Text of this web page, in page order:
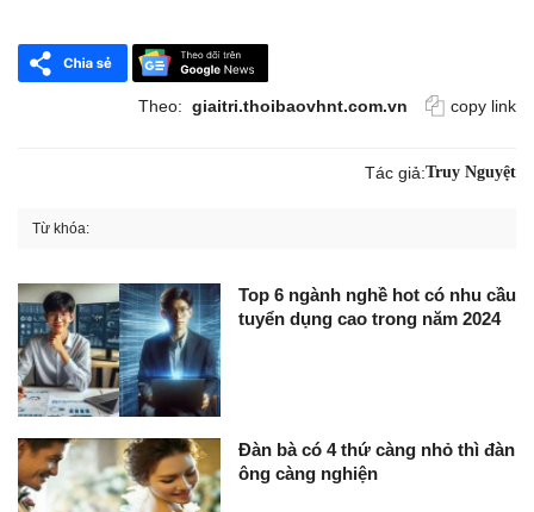
Theo: giaitri.thoibaovhnt.com.vn copy link
Tác giả:Truy Nguyệt
Từ khóa:
Top 6 ngành nghề hot có nhu cầu
tuyển dụng cao trong năm 2024
Đàn bà có 4 thứ càng nhỏ thì đàn
ông càng nghiện